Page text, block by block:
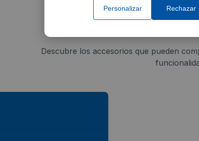
Descubre los accesorios que pueden
Personalizar Rechazar